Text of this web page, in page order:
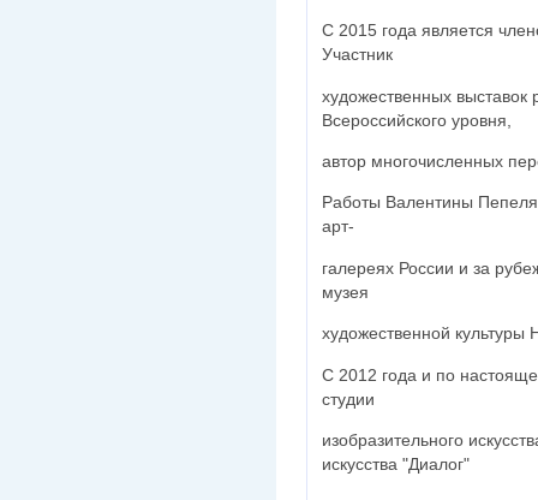
С 2015 года является
Участник
художественных выставок
Всероссийского уровня,
автор многочисленных
Работы Валентины
арт-
галереях России и за
музея
художественной культуры
С 2012 года и по
студии
изобразительного
искусства "Диалог"